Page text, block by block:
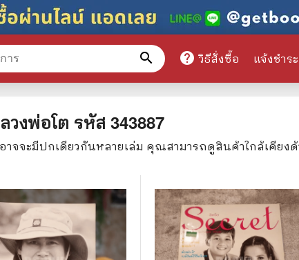
วงพ่อโต รหัส 343887
าจจะมีปกเดียวกันหลายเล่ม คุณสามารถดูสินค้าใกล้เคียง
search help วิธีสั่งซื้อ แจ้งชำร
หมวดหมู่สินค้า
สตร์
ย์
📕 นิตยสาร
📺 เรื่องย่อละครโทรทัศน์
นิตยสารดารารุ่นเก่า
แฟนคลับดารา